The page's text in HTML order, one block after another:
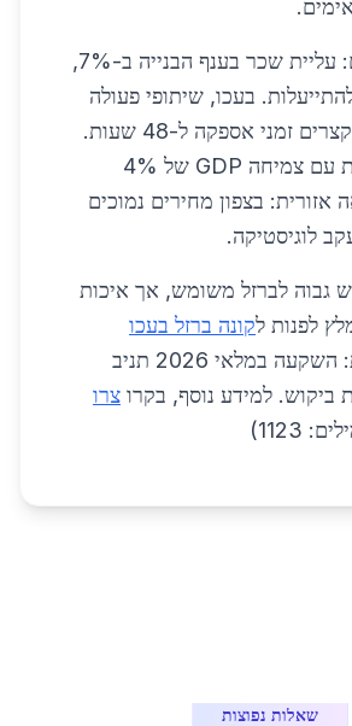
גורמים מקומיים: עליית שכר בענף הבנייה ב-7%,
בעכו, שיתופי פעולה
עם נמל חיפה מקצרים זמני אספקה ל-48 שעות.
תחזית אופטימית עם צמיחה GDP של 4%
אזורית: בצפון מחירים נמוכים
גבוה לברזל משומש, אך איכות
לפנות לקונה ברזל בעכו
למכירה. תובנות: השקעה במלאי 2026 תניב
ביקוש. למידע נוסף, בקרו צרו
1123)
שאלות נפוצות